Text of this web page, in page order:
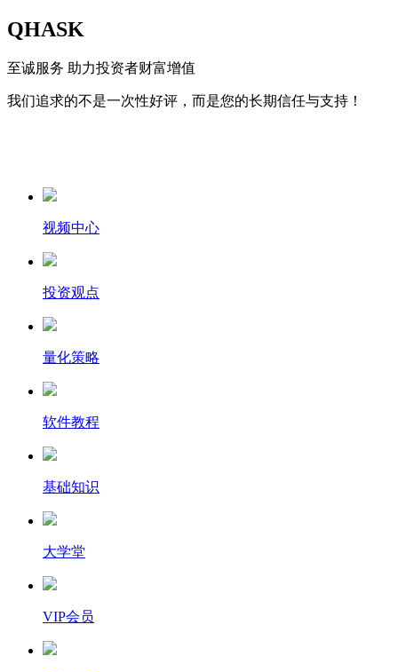
QHASK
至诚服务 助力投资者财富增值
我们追求的不是一次性好评，而是您的长期信任与支持！
视频中心
投资观点
量化策略
软件教程
基础知识
大学堂
VIP会员